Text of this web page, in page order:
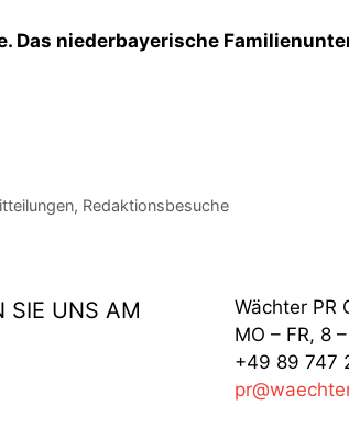
Das niederbayerische
, Redaktionsbesuche
SIE UNS AM
Wächter PR
MO – FR, 8
+49 89 747